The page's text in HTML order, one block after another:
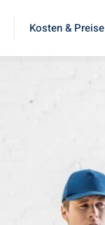
Kosten & Preise